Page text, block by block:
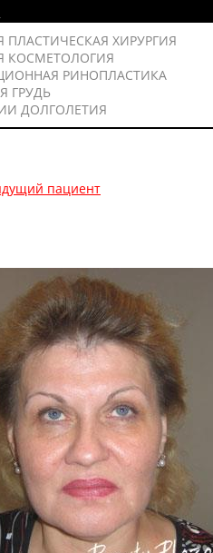
ПЛАСТИЧЕСКАЯ ХИРУРГИЯ
КОСМЕТОЛОГИЯ
РИНОПЛАСТИКА
ГРУДЬ
ДОЛГОЛЕТИЯ
пациент